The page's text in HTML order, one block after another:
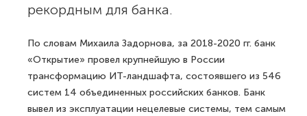
рекордным для банка.
По словам Михаила Задорнова, за 2018-2020 гг. банк
«Открытие» провел крупнейшую в России
трансформацию ИТ-ландшафта, состоявшего из 546
систем 14 объединенных российских банков. Банк
вывел из эксплуатации нецелевые системы, тем самым